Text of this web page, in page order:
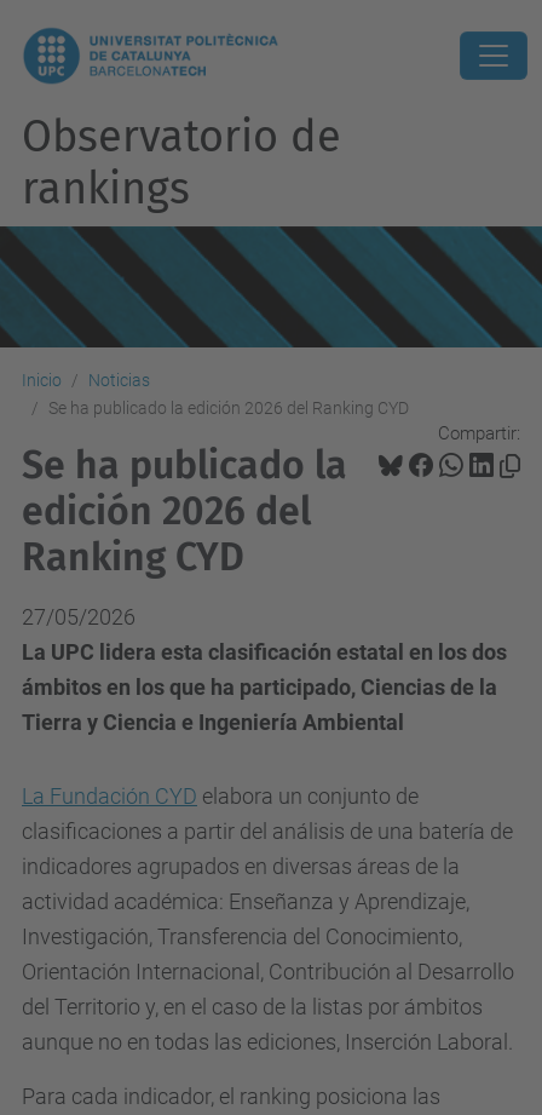
Observatorio de
rankings
Inicio
Noticias
Se ha publicado la edición 2026 del Ranking CYD
Compartir:
Se ha publicado la
edición 2026 del
Ranking CYD
27/05/2026
La UPC lidera esta clasificación estatal en los dos
ámbitos en los que ha participado, Ciencias de la
Tierra y Ciencia e Ingeniería Ambiental
La Fundación CYD elabora un conjunto de
clasificaciones a partir del análisis de una batería de
indicadores agrupados en diversas áreas de la
actividad académica: Enseñanza y Aprendizaje,
Investigación, Transferencia del Conocimiento,
Orientación Internacional, Contribución al Desarrollo
del Territorio y, en el caso de la listas por ámbitos
aunque no en todas las ediciones, Inserción Laboral.
Para cada indicador, el ranking posiciona las